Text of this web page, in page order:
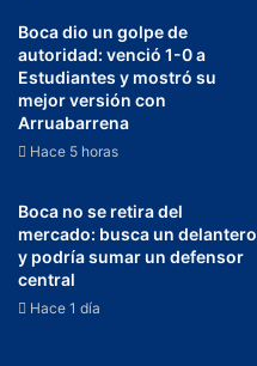
Boca dio un golpe de
autoridad: venció 1-0 a
Estudiantes y mostró su
mejor versión con
Arruabarrena
Hace 5 horas
Boca no se retira del
mercado: busca un delantero
y podría sumar un defensor
central
Hace 1 día